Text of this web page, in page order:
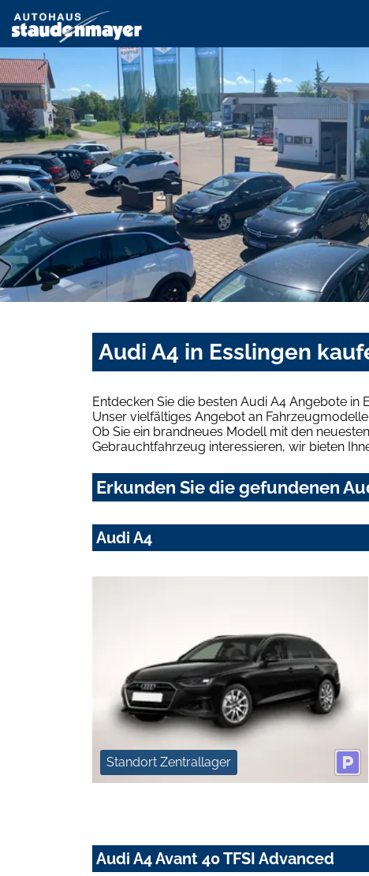
Audi A4 in Esslingen
Entdecken Sie die besten Audi A4 Angebote in
Unser vielfältiges Angebot an
Ob Sie ein brandneues Modell mit den
Gebrauchtfahrzeug interessieren, wir bieten
Erkunden Sie die gefundenen
Audi A4
Standort Zentrallager
Audi A4 Avant 40 TFSI Advanced